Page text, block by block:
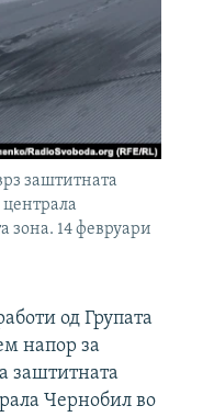
заштитната
зона. 14 февруари
од Групата
напор за
заштитната
Чернобил во